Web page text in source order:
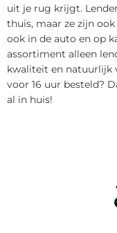
uit je rug krijgt.
thuis, maar ze zijn
ook in de auto en op
assortiment alleen
kwaliteit en natuurlijk
voor 16 uur besteld?
al in huis!